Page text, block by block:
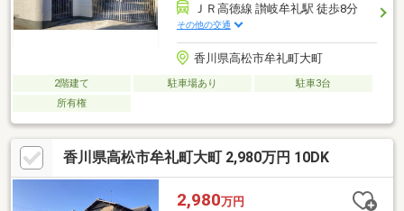
ＪＲ高徳線 讃岐牟礼駅 徒歩8分
その他の交通
香川県高松市牟礼町大町
2階建て 駐車場あり
駐車3台
所有権
香川県高松市牟礼町大町 2,980万円 10DK
2,980万円